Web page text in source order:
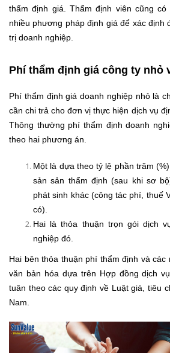
thẩm định giá. Thẩm định viên cũng
nhiều phương pháp định giá để xác định
trị doanh nghiệp.
Phí thẩm định giá công ty nhỏ
Phí thẩm định giá doanh nghiệp nhỏ là
cần chi trả cho đơn vị thực hiện dịch vụ
Thông thường phí thẩm định doanh
theo hai phương án.
Một là dựa theo tỷ lệ phần trăm
sản sản thẩm định (sau khi sơ
phát sinh khác (công tác phí, thuế
có).
Hai là thỏa thuận trọn gói dịch
nghiệp đó.
Hai bên thỏa thuận phí thẩm định và
văn bản hóa dựa trên Hợp đồng dịch
tuân theo các quy định về Luật giá, tiêu
Nam.